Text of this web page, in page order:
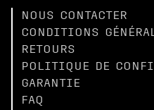
NOUS CONTACTER
CONDITIONS
RETOURS
POLITIQUE DE
GARANTIE
FAQ